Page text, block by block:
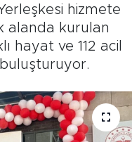
hizmete
alanda kurulan
hayat ve 112 acil